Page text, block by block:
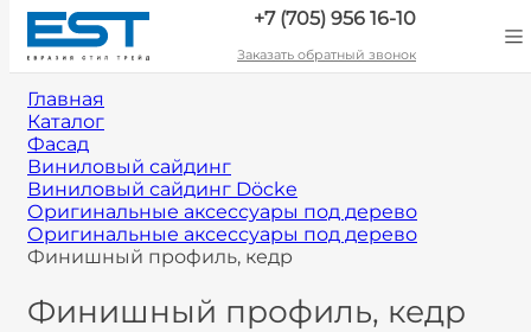
+7 (705) 956 16-10
Заказать обратный звонок
Главная
Каталог
Фасад
Виниловый сайдинг
Виниловый сайдинг Döcke
Оригинальные аксессуары под дерево
Оригинальные аксессуары под дерево
Финишный профиль, кедр
Финишный профиль, кедр